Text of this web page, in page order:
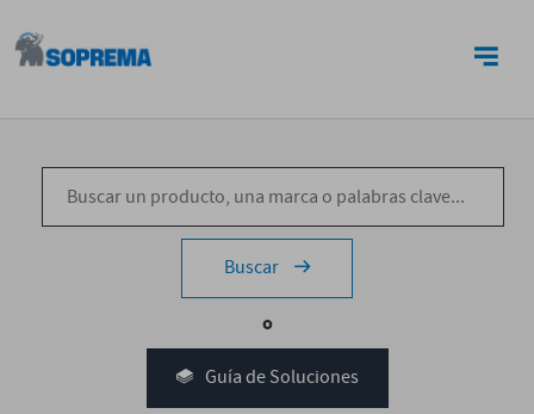
Buscar
o
Guía de Soluciones